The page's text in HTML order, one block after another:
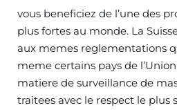
vous beneficiez de l’une des
plus fortes au monde. La
aux memes reglementations
meme certains pays de
matiere de surveillance de
traitees avec le respect le plus